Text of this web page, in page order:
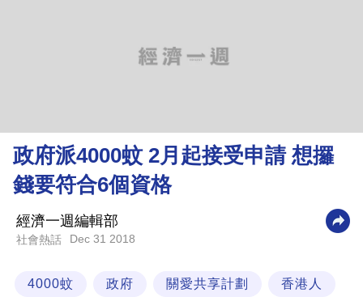
理
財
商
業
科
政府派4000蚊 2月起接受申請 想攞
錢要符合6個資格
經濟一週編輯部
社會熱話 Dec 31 2018
4000蚊 政府 關愛共享計劃 香港人